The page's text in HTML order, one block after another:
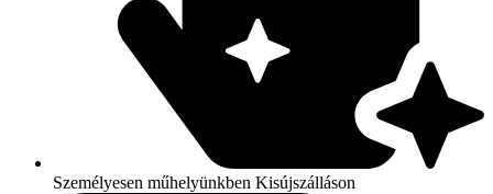
Személyesen műhelyünkben Kisújszálláson